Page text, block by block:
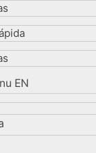
EN